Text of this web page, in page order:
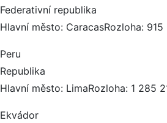
Federativní republika
Hlavní město: CaracasRozloha:
Peru
Republika
Hlavní město: LimaRozloha: 1 285
Ekvádor